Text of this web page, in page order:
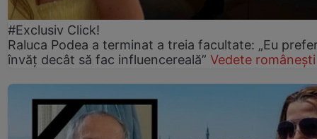
#Exclusiv Click!
Raluca Podea a terminat a treia facultate: „Eu
învăț decât să fac influencereală” Vedete românești